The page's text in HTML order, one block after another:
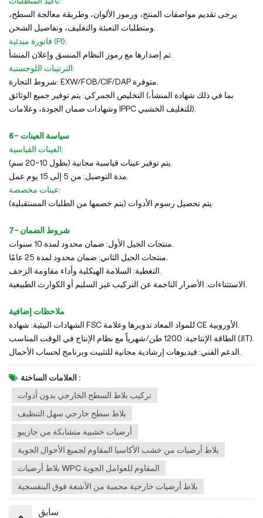
يرجى تقديم مواصفات المنتج، ورموز الألوان، وطريقة معالجة السطح،
ومتطلبات التعبئة والتغليف، وتفاصيل الشحن.
فاتورة مبدئية (PI):
تم إصدارها مع رموز النظام المنسق وإعلان المنشأ.
الترتيبات اللوجستية:
شروط التجارة: EXW/FOB/CIF/DAP متوفرة.
التخليص الجمركي: يتم توفير جميع الوثائق (بما في ذلك شهادة المنشأ،
وشهادات ضمان الجودة، وعلامات IPPC للتغليف الخشبي).
6- سياسة العينات
العينات القياسية:
يتم توفير عينات قياسية مجانية (بطول 10-20 سم).
مدة التوصيل: من 5 إلى 15 يوم عمل.
عينات مخصصة:
يتم تحصيل رسوم الأدوات (يتم خصمها من الطلبات المستقبلية).
7- شروط الضمان
منتجات الجيل الأول: ضمان محدود لمدة 10 سنوات.
منتجات الجيل الثاني: ضمان محدود لمدة 25 عامًا.
التغطية: السلامة الهيكلية وأداء مقاومة الزحف.
الاستثناءات: الأضرار الناجمة عن التركيب غير السليم أو الكوارث الطبيعية.
ملاحظات إضافية
الشهادات البيئية: شهادة FSC للمواد المعاد تدويرها وعلامة CE الأوروبية.
الطاقة الإنتاجية: 1200 طن/شهرياً مع نظام الإنتاج في الوقت المناسب (JIT).
الدعم الفني: فيديوهات إرشادية مجانية للتثبيت وبرنامج لحساب الأحمال.
العلامات الساخنة :
تركيب بلاط السطح الخارجي بدون أدوات
بلاط سطح خارجي سهل التنظيف
أرضيات خشبية متشابكة من جازيبو
بلاط أرضيات من خشب الأكاسيا المقاوم لجميع الأحوال الجوية
بلاط أرضيات WPC المقاوم للعوامل الجوية
بلاط أرضيات خارجية محمية من الأشعة فوق البنفسجية
سابق